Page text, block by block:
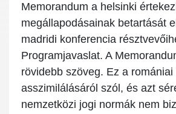
Memorandum a helsinki
megállapodásainak betartását
madridi konferencia
Programjavaslat. A
rövidebb szöveg. Ez a
asszimilálásáról szól, és azt
nemzetközi jogi normák nem